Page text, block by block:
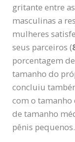
gritante entre
masculinas a
mulheres
seus parceiros (
porcentagem
tamanho do
concluiu
com o tamanho
de tamanho
pênis pequenos.